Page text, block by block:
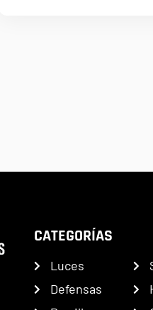
CATEGORÍAS
Luces
Defensas